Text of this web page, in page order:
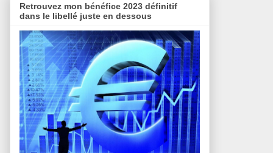
Retrouvez mon bénéfice 2023 définitif
dans le libellé juste en dessous